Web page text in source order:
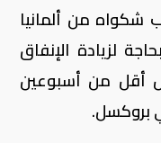
شكواه من ألمانيا
لزيادة الإنفاق
أقل من أسبوعين
بروكسل.